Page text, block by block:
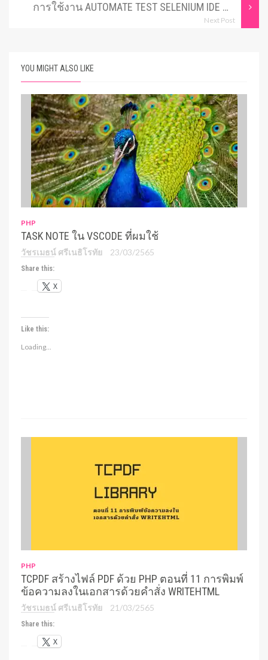
การใช้งาน AUTOMATE TEST SELENIUM IDE ตอน 2
Next Post
YOU MIGHT ALSO LIKE
PHP
TASK NOTE ใน VSCODE ที่ผมใช้
วัชรเมธน์ ศรีเนธิโรทัย 23/03/2565
Share this:
X
Like this:
Loading...
PHP
TCPDF สร้างไฟล์ PDF ด้วย PHP ตอนที่ 11 การพิมพ์
ข้อความลงในเอกสารด้วยคำสั่ง WRITEHTML
วัชรเมธน์ ศรีเนธิโรทัย 21/03/2565
Share this:
X